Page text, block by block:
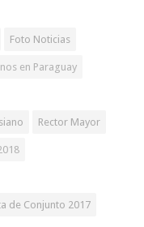
Foto Noticias
en Paraguay
Rector Mayor
de Conjunto 2017